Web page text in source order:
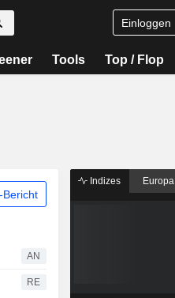
Einloggen
Tools Top / Flop
Bericht
AN
RE
Indizes Europa